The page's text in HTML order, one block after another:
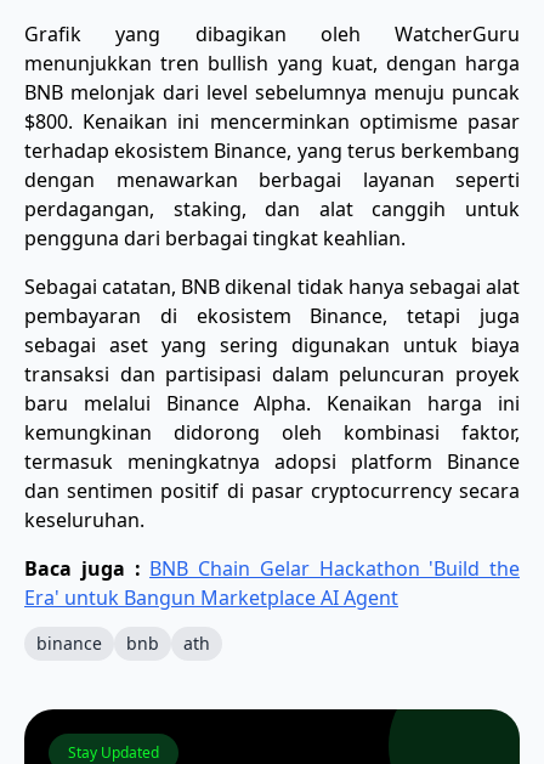
Grafik yang dibagikan oleh WatcherGuru
menunjukkan tren bullish yang kuat, dengan harga
BNB melonjak dari level sebelumnya menuju puncak
$800. Kenaikan ini mencerminkan optimisme pasar
terhadap ekosistem Binance, yang terus berkembang
dengan menawarkan berbagai layanan seperti
perdagangan, staking, dan alat canggih untuk
pengguna dari berbagai tingkat keahlian.
Sebagai catatan, BNB dikenal tidak hanya sebagai alat
pembayaran di ekosistem Binance, tetapi juga
sebagai aset yang sering digunakan untuk biaya
transaksi dan partisipasi dalam peluncuran proyek
baru melalui Binance Alpha. Kenaikan harga ini
kemungkinan didorong oleh kombinasi faktor,
termasuk meningkatnya adopsi platform Binance
dan sentimen positif di pasar cryptocurrency secara
keseluruhan.
Baca juga : BNB Chain Gelar Hackathon 'Build the
Era' untuk Bangun Marketplace AI Agent
binance bnb ath
Stay Updated